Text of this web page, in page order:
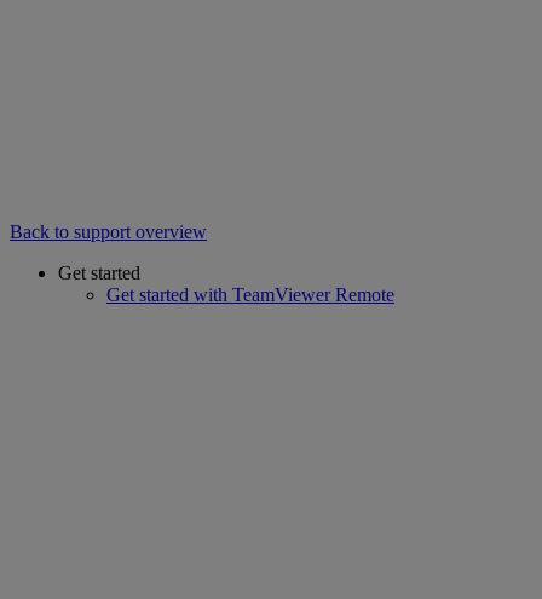
Back to support overview
Get started
Get started with TeamViewer Remote